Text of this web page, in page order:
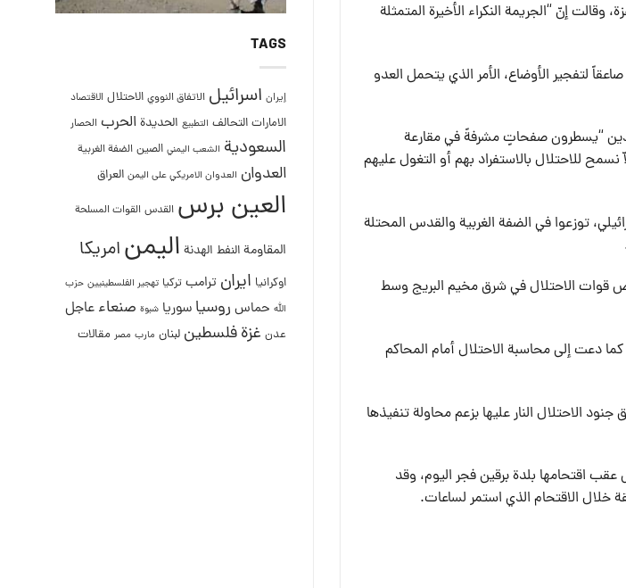
إنّ “الجريمة النكراء الأخيرة المتمثلة
لتفجير الأوضاع، الأمر الذي يتحمل العدو
“يسطرون صفحاتٍ مشرفةً في مقارعة
للاحتلال بالاستفراد بهم أو التغول عليهم
توزعوا في الضفة الغربية والقدس المحتلة
فقد استشهد الشاب محمد عبد الكريم عمار (41 عاماً)، برصاص قوات الاحتلال في شرق مخيم البريج وسط
دعت إلى محاسبة الاحتلال أمام المحاكم
الاحتلال النار عليها بزعم محاولة تنفيذها
اقتحامها بلدة برقين فجر اليوم، وقد
خلال الاقتحام الذي استمر لساعات.
TAGS
إيران اسرائيل الاتفاق النووي الاحتلال الاقتصاد
الامارات التحالف التطبيع الحديدة الحرب الحصار
السعودية الشعب اليمني الصين الضفة الغربية
العدوان العدوان الامريكي على اليمن العراق
العين برس القدس القوات المسلحة
المقاومةالنفط الهدنة اليمنامريكا
اوكرانيا ايران ترامب تركيا تهجير الفلسطينيين حزب
الله حماس روسيا سوريا شبوة صنعاء عاجل
عدن غزةفلسطين لبنان مارب مصر مقالات